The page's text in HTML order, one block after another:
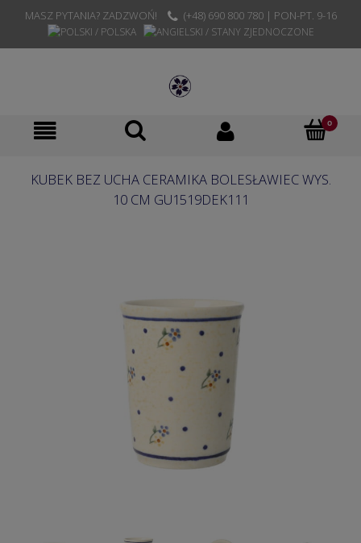
MASZ PYTANIA? ZADZWOŃ! (+48) 690 800 780 | PON-PT. 9-16
KUBEK BEZ UCHA CERAMIKA BOLESŁAWIEC WYS.
10 CM GU1519DEK111